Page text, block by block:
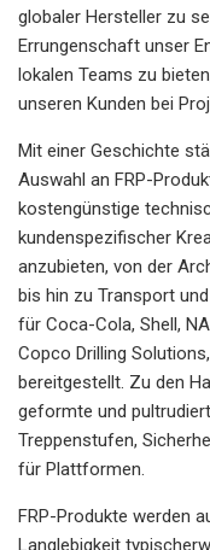
globaler Hersteller zu
Errungenschaft unser
lokalen Teams zu
unseren Kunden bei
Mit einer Geschichte
Auswahl an FRP-
kostengünstige
kundenspezifischer
anzubieten, von der
bis hin zu Transport
für Coca-Cola, Shell,
Copco Drilling
bereitgestellt. Zu den
geformte und
Treppenstufen,
für Plattformen.
FRP-Produkte werden
Langlebigkeit